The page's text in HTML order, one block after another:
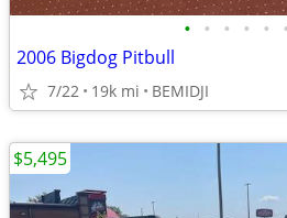
• • • • • •
2006 Bigdog Pitbull
7/22 19k mi BEMIDJI
$5,495